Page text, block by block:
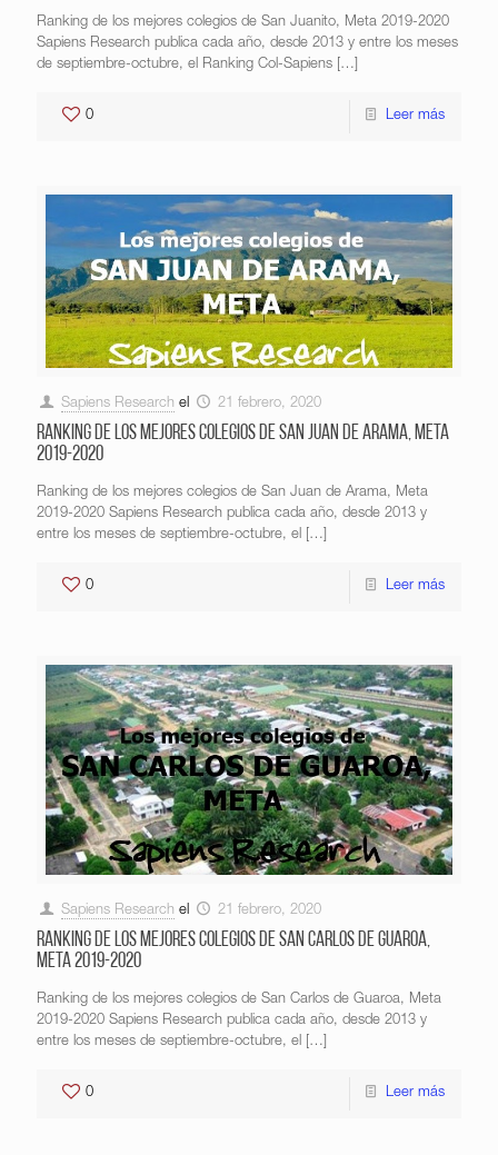
Ranking de los mejores colegios de San Juanito, Meta 2019-2020
Sapiens Research publica cada año, desde 2013 y entre los meses
de septiembre-octubre, el Ranking Col-Sapiens […]
0 Leer más
Sapiens Research el 21 febrero, 2020
Ranking de los mejores colegios de San Juan de Arama, Meta
2019-2020
Ranking de los mejores colegios de San Juan de Arama, Meta
2019-2020 Sapiens Research publica cada año, desde 2013 y
entre los meses de septiembre-octubre, el […]
0 Leer más
Sapiens Research el 21 febrero, 2020
Ranking de los mejores colegios de San Carlos de Guaroa,
Meta 2019-2020
Ranking de los mejores colegios de San Carlos de Guaroa, Meta
2019-2020 Sapiens Research publica cada año, desde 2013 y
entre los meses de septiembre-octubre, el […]
0 Leer más